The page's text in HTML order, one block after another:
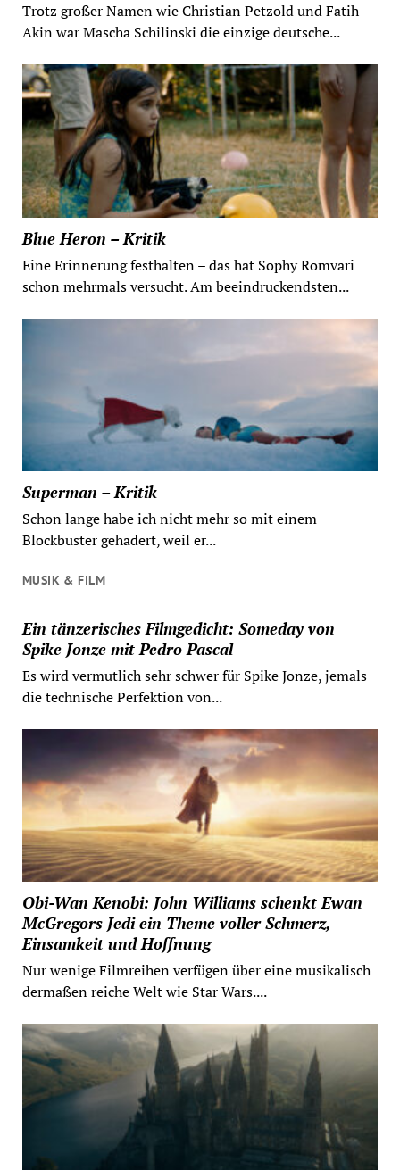
Trotz großer Namen wie Christian Petzold und Fatih
Akin war Mascha Schilinski die einzige deutsche...
Blue Heron – Kritik
Eine Erinnerung festhalten – das hat Sophy Romvari
schon mehrmals versucht. Am beeindruckendsten...
Superman – Kritik
Schon lange habe ich nicht mehr so mit einem
Blockbuster gehadert, weil er...
MUSIK & FILM
Ein tänzerisches Filmgedicht: Someday von
Spike Jonze mit Pedro Pascal
Es wird vermutlich sehr schwer für Spike Jonze, jemals
die technische Perfektion von...
Obi-Wan Kenobi: John Williams schenkt Ewan
McGregors Jedi ein Theme voller Schmerz,
Einsamkeit und Hoffnung
Nur wenige Filmreihen verfügen über eine musikalisch
dermaßen reiche Welt wie Star Wars....